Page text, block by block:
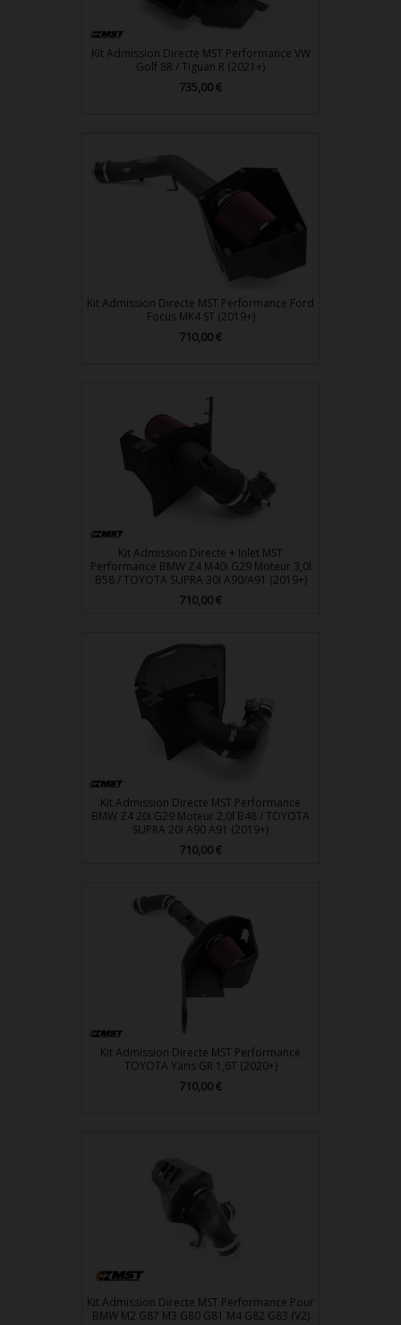
Kit Admission Directe MST Performance VW
Golf 8R / Tiguan R (2021+)
Prix
735,00 €
Kit Admission Directe MST Performance Ford
Focus MK4 ST (2019+)
Prix
710,00 €
Kit Admission Directe + Inlet MST
Performance BMW Z4 M40i G29 Moteur 3,0l
B58 / TOYOTA SUPRA 30i A90/A91 (2019+)
Prix
710,00 €
Kit Admission Directe MST Performance
BMW Z4 20i G29 Moteur 2,0l B48 / TOYOTA
SUPRA 20i A90 A91 (2019+)
Prix
710,00 €
Kit Admission Directe MST Performance
TOYOTA Yaris GR 1,6T (2020+)
Prix
710,00 €
Kit Admission Directe MST Performance Pour
BMW M2 G87 M3 G80 G81 M4 G82 G83 (V2)